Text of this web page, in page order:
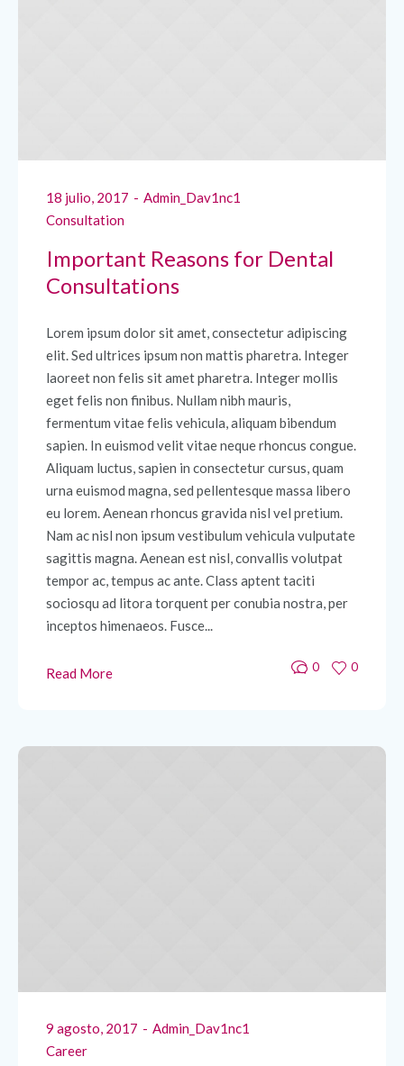
18 julio, 2017
Admin_Dav1nc1
Consultation
Important Reasons for Dental
Consultations
Lorem ipsum dolor sit amet, consectetur adipiscing
elit. Sed ultrices ipsum non mattis pharetra. Integer
laoreet non felis sit amet pharetra. Integer mollis
eget felis non finibus. Nullam nibh mauris,
fermentum vitae felis vehicula, aliquam bibendum
sapien. In euismod velit vitae neque rhoncus congue.
Aliquam luctus, sapien in consectetur cursus, quam
urna euismod magna, sed pellentesque massa libero
eu lorem. Aenean rhoncus gravida nisl vel pretium.
Nam ac nisl non ipsum vestibulum vehicula vulputate
sagittis magna. Aenean est nisl, convallis volutpat
tempor ac, tempus ac ante. Class aptent taciti
sociosqu ad litora torquent per conubia nostra, per
inceptos himenaeos. Fusce...
Read More 0 0
9 agosto, 2017
Admin_Dav1nc1
Career